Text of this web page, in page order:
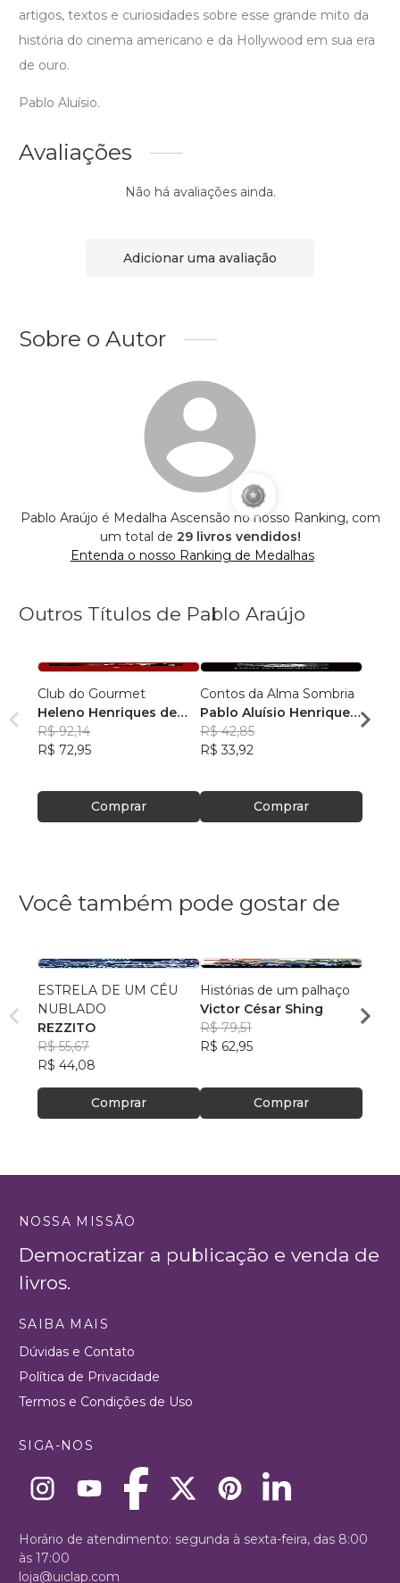
artigos, textos e curiosidades sobre esse grande mito da
história do cinema americano e da Hollywood em sua era
de ouro.
Pablo Aluísio.
Avaliações
Não há avaliações ainda.
Adicionar uma avaliação
Sobre o Autor
Pablo Araújo é Medalha Ascensão no nosso Ranking, com
um total de 29 livros vendidos!
Entenda o nosso Ranking de Medalhas
Outros Títulos de Pablo Araújo
Club do Gourmet
Heleno Henriques de
Araújo
R$ 92,14
R$ 72,95
Comprar
Contos da Alma Sombria
Pablo Aluísio Henriques
de Araújo
R$ 42,85
R$ 33,92
Comprar
Você também pode gostar de
ESTRELA DE UM CÉU
NUBLADO
REZZITO
R$ 55,67
R$ 44,08
Comprar
Histórias de um palhaço
Victor César Shing
R$ 79,51
R$ 62,95
Comprar
NOSSA MISSÃO
Democratizar a publicação e venda de
livros.
SAIBA MAIS
Dúvidas e Contato
Política de Privacidade
Termos e Condições de Uso
SIGA-NOS
Horário de atendimento: segunda à sexta-feira, das 8:00
às 17:00
loja@uiclap.com